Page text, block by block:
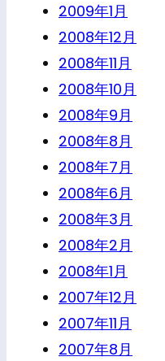
2009年1月
2008年12月
2008年11月
2008年10月
2008年9月
2008年8月
2008年7月
2008年6月
2008年3月
2008年2月
2008年1月
2007年12月
2007年11月
2007年8月